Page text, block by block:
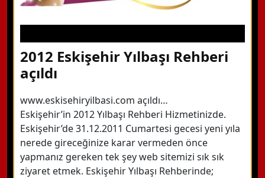
2012 Eskişehir Yılbaşı Rehberi
açıldı
www.eskisehiryilbasi.com açıldı…
Eskişehir’in 2012 Yılbaşı Rehberi Hizmetinizde.
Eskişehir’de 31.12.2011 Cumartesi gecesi yeni yıla
nerede gireceğinize karar vermeden önce
yapmanız gereken tek şey web sitemizi sık sık
ziyaret etmek. Eskişehir Yılbaşı Rehberinde;